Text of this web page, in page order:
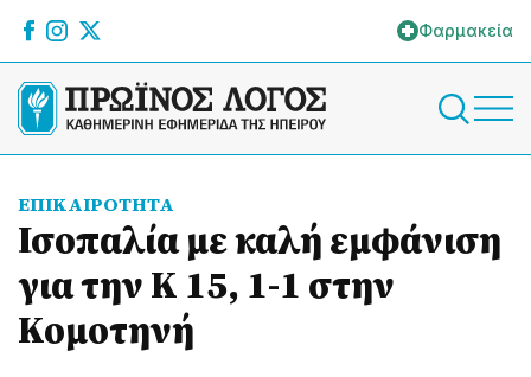
Φαρμακεία
ΕΠΙΚΑΙΡΟΤΗΤΑ
Ισοπαλία με καλή εμφάνιση
για την Κ 15, 1-1 στην
Κομοτηνή